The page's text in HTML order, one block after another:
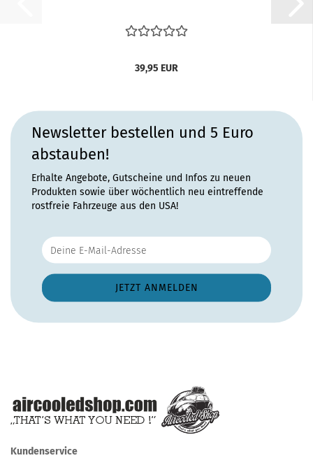
39,95 EUR
Newsletter bestellen und 5 Euro
abstauben!
Erhalte Angebote, Gutscheine und Infos zu neuen
Produkten sowie über wöchentlich neu eintreffende
rostfreie Fahrzeuge aus den USA!
Kundenservice